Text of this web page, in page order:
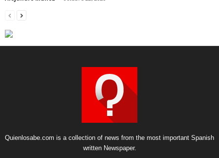
Quienlosabe.com is a collection of news from the most important Spanish
written Newspaper.